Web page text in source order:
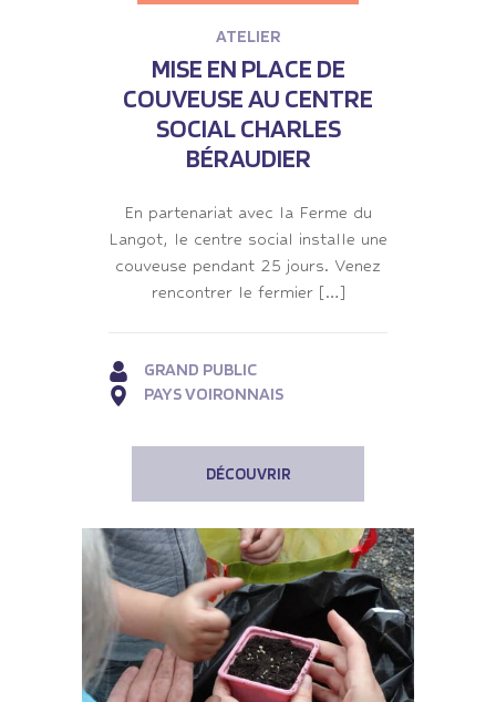
ATELIER
MISE EN PLACE DE
COUVEUSE AU CENTRE
SOCIAL CHARLES
BÉRAUDIER
En partenariat avec la Ferme du
Langot, le centre social installe une
couveuse pendant 25 jours. Venez
rencontrer le fermier […]
GRAND PUBLIC
PAYS VOIRONNAIS
DÉCOUVRIR